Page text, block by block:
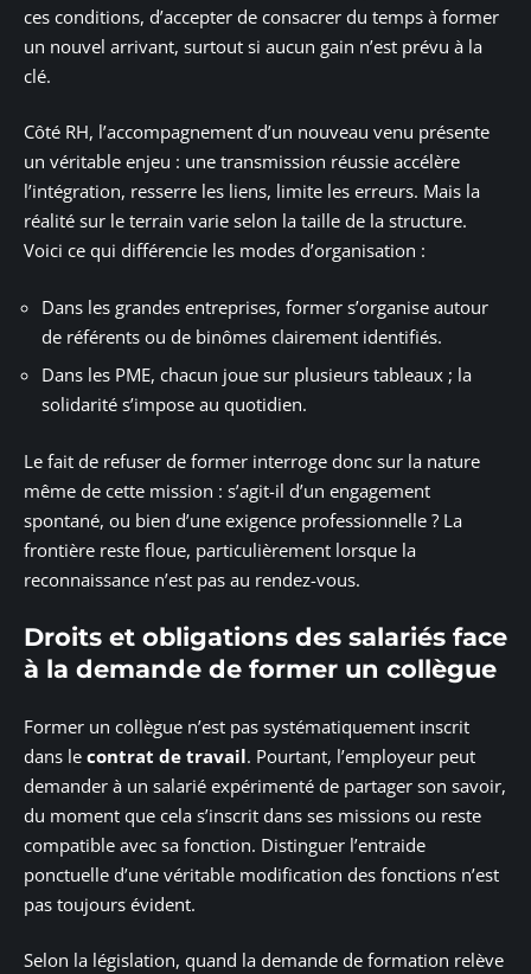
ces conditions, d’accepter de consacrer du temps à former
un nouvel arrivant, surtout si aucun gain n’est prévu à la
clé.
Côté RH, l’accompagnement d’un nouveau venu présente
un véritable enjeu : une transmission réussie accélère
l’intégration, resserre les liens, limite les erreurs. Mais la
réalité sur le terrain varie selon la taille de la structure.
Voici ce qui différencie les modes d’organisation :
Dans les grandes entreprises, former s’organise autour
de référents ou de binômes clairement identifiés.
Dans les PME, chacun joue sur plusieurs tableaux ; la
solidarité s’impose au quotidien.
Le fait de refuser de former interroge donc sur la nature
même de cette mission : s’agit-il d’un engagement
spontané, ou bien d’une exigence professionnelle ? La
frontière reste floue, particulièrement lorsque la
reconnaissance n’est pas au rendez-vous.
Droits et obligations des salariés face
à la demande de former un collègue
Former un collègue n’est pas systématiquement inscrit
dans le contrat de travail. Pourtant, l’employeur peut
demander à un salarié expérimenté de partager son savoir,
du moment que cela s’inscrit dans ses missions ou reste
compatible avec sa fonction. Distinguer l’entraide
ponctuelle d’une véritable modification des fonctions n’est
pas toujours évident.
Selon la législation, quand la demande de formation relève